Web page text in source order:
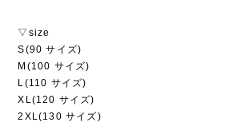
▽size
S(90 サイズ)
M(100 サイズ)
L(110 サイズ)
XL(120 サイズ)
2XL(130 サイズ)